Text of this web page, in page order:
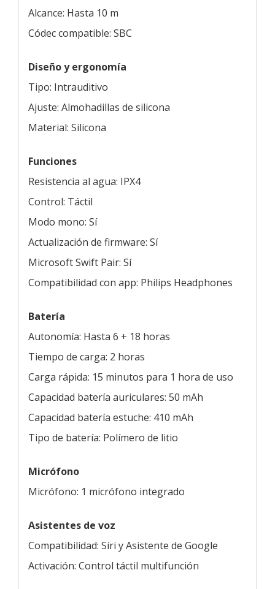
Alcance: Hasta 10 m
Códec compatible: SBC
Diseño y ergonomía
Tipo: Intrauditivo
Ajuste: Almohadillas de silicona
Material: Silicona
Funciones
Resistencia al agua: IPX4
Control: Táctil
Modo mono: Sí
Actualización de firmware: Sí
Microsoft Swift Pair: Sí
Compatibilidad con app: Philips Headphones
Batería
Autonomía: Hasta 6 + 18 horas
Tiempo de carga: 2 horas
Carga rápida: 15 minutos para 1 hora de uso
Capacidad batería auriculares: 50 mAh
Capacidad batería estuche: 410 mAh
Tipo de batería: Polímero de litio
Micrófono
Micrófono: 1 micrófono integrado
Asistentes de voz
Compatibilidad: Siri y Asistente de Google
Activación: Control táctil multifunción